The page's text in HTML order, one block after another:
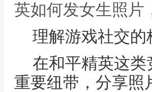
英如何发女生照片
理解游戏社交的
在和平精英这
重要纽带，分享照